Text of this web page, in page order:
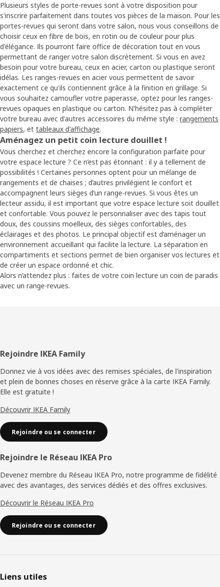
Plusieurs styles de porte-revues sont à votre disposition pour
s'inscrire parfaitement dans toutes vos pièces de la maison. Pour les
portes-revues qui seront dans votre salon, nous vous conseillons de
choisir ceux en fibre de bois, en rotin ou de couleur pour plus
d'élégance. Ils pourront faire office de décoration tout en vous
permettant de ranger votre salon discrètement. Si vous en avez
besoin pour votre bureau, ceux en acier, carton ou plastique seront
idélas. Les ranges-revues en acier vous permettent de savoir
exactement ce qu'ils contiennent grâce à la finition en grillage. Si
vous souhaitez camoufler votre paperasse, optez pour les ranges-
revues opaques en plastique ou carton. N'hésitez pas à compléter
votre bureau avec d'autres accessoires du même style : rangements
papiers, et tableaux d'affichage.
Aménagez un petit coin lecture douillet !
Vous cherchez et cherchez encore la configuration parfaite pour
votre espace lecture ? Ce n’est pas étonnant : il y a tellement de
possibilités ! Certaines personnes optent pour un mélange de
rangements et de chaises ; d’autres privilégient le confort et
accompagnent leurs sièges d’un range-revues. Si vous êtes un
lecteur assidu, il est important que votre espace lecture soit douillet
et confortable. Vous pouvez le personnaliser avec des tapis tout
doux, des coussins moelleux, des sièges confortables, des
éclairages et des photos. Le principal objectif est d’aménager un
environnement accueillant qui facilite la lecture. La séparation en
compartiments et sections permet de bien organiser vos lectures et
de créer un espace ordonné et chic.
Alors n’attendez plus : faites de votre coin lecture un coin de paradis
avec un range-revues.
Pied
de
page
Rejoindre IKEA Family
Donnez vie à vos idées avec des remises spéciales, de l'inspiration
et plein de bonnes choses en réserve grâce à la carte IKEA Family.
Elle est gratuite !
Découvrir IKEA Family
Rejoindre ou se connecter
Rejoindre le Réseau IKEA Pro
Devenez membre du Réseau IKEA Pro, notre programme de fidélité
avec des avantages, des services dédiés et des offres exclusives.
Découvrir le Réseau IKEA Pro
Rejoindre ou se connecter
Liens utiles